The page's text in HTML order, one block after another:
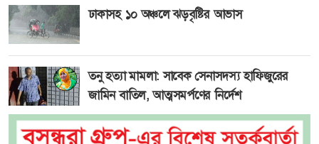
ঢাকাসহ ১০ অঞ্চলে ঝড়বৃষ্টির আভাস
তনু হত্যা মামলা: সাবেক সেনাসদস্য হাফিজুরের
জামিন বাতিল, আত্মসমর্পণের নির্দেশ